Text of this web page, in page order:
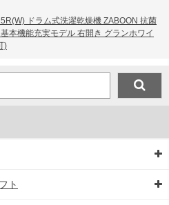
ドラム式洗濯乾燥機 ZABOON 抗菌
本機能充実モデル 右開き グランホワイ
)
ト